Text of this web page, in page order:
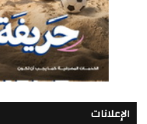
الإعلانات